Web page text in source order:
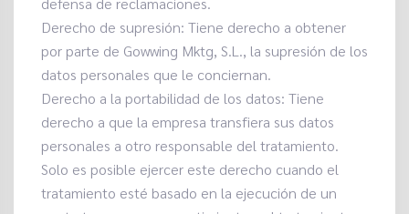
Derecho de supresión: Tiene derecho a obtener
por parte de Gowwing Mktg, S.L., la supresión de los
datos personales que le conciernan.
Derecho a la portabilidad de los datos: Tiene
derecho a que la empresa transfiera sus datos
personales a otro responsable del tratamiento.
Solo es posible ejercer este derecho cuando el
tratamiento esté basado en la ejecución de un